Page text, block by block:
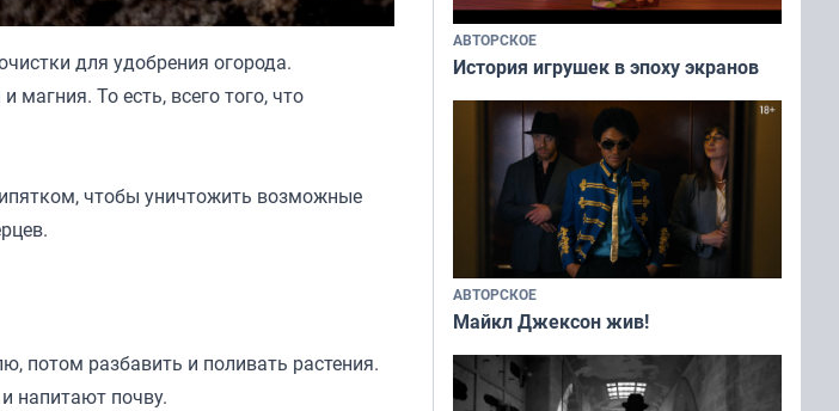
для удобрения огорода.
То есть, всего того, что
чтобы уничтожить возможные
потом разбавить и поливать растения.
напитают почву.
АВТОРСКОЕ
История игрушек в эпоху экранов
АВТОРСКОЕ
Майкл Джексон жив!